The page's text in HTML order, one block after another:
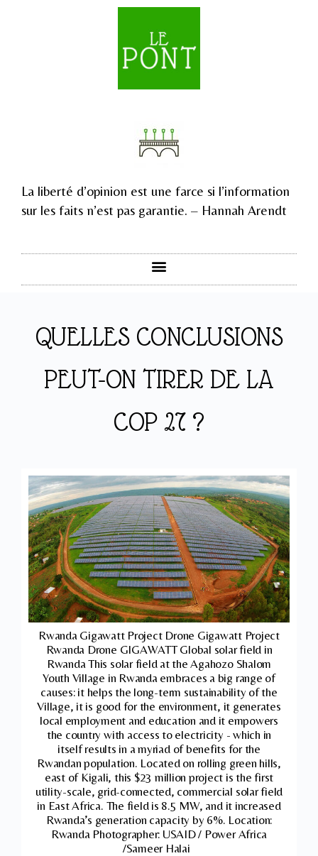
La liberté d’opinion est une farce si l’information
sur les faits n’est pas garantie. – Hannah Arendt
QUELLES CONCLUSIONS
PEUT-ON TIRER DE LA
COP 27 ?
Rwanda Gigawatt Project Drone Gigawatt Project
Rwanda Drone GIGAWATT Global solar field in
Rwanda This solar field at the Agahozo Shalom
Youth Village in Rwanda embraces a big range of
causes: it helps the long-term sustainability of the
Village, it is good for the environment, it generates
local employment and education and it empowers
the country with access to electricity - which in
itself results in a myriad of benefits for the
Rwandan population. Located on rolling green hills,
east of Kigali, this $23 million project is the first
utility-scale, grid-connected, commercial solar field
in East Africa. The field is 8.5 MW, and it increased
Rwanda’s generation capacity by 6%. Location:
Rwanda Photographer: USAID / Power Africa
/Sameer Halai